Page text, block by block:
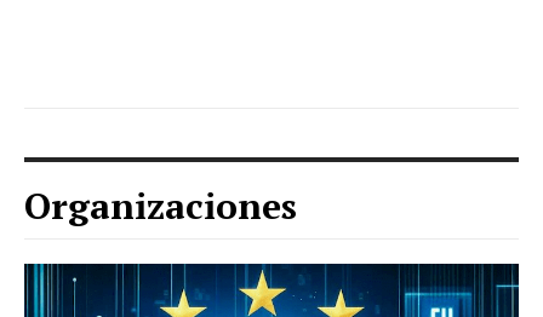
Organizaciones